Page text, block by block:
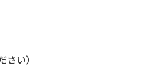
さい）